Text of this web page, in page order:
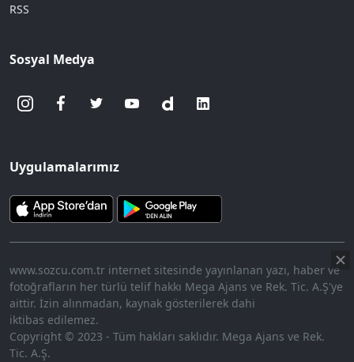
RSS
Sosyal Medya
Uygulamalarımız
www.sozcu.com.tr internet sitesinde yayınlanan yazı, haber ve
fotoğrafların her türlü telif hakkı Mega Ajans ve Rek. Tic. A.Ş'ye
aittir. İzin alınmadan, kaynak gösterilerek dahi
iktibas edilemez.
Copyright © 2023 - Tüm hakları saklıdır. Mega Ajans ve Rek.
Tic. A.Ş.